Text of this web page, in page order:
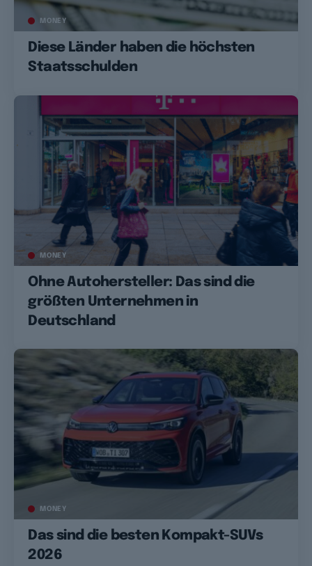
MONEY
Diese Länder haben die höchsten
Staatsschulden
MONEY
Ohne Autohersteller: Das sind die
größten Unternehmen in
Deutschland
MONEY
Das sind die besten Kompakt-SUVs
2026